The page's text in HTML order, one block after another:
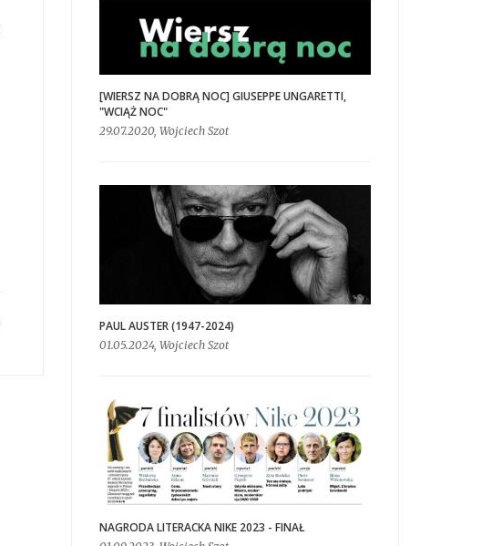
[WIERSZ NA DOBRĄ NOC] GIUSEPPE UNGARETTI,
"WCIĄŻ NOC"
29.07.2020, Wojciech Szot
PAUL AUSTER (1947-2024)
01.05.2024, Wojciech Szot
NAGRODA LITERACKA NIKE 2023 - FINAŁ